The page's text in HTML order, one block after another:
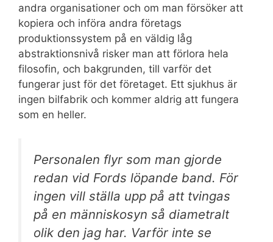
andra organisationer och om man försöker att
kopiera och införa andra företags
produktionssystem på en väldig låg
abstraktionsnivå risker man att förlora hela
filosofin, och bakgrunden, till varför det
fungerar just för det företaget. Ett sjukhus är
ingen bilfabrik och kommer aldrig att fungera
som en heller.
Personalen flyr som man gjorde
redan vid Fords löpande band. För
ingen vill ställa upp på att tvingas
på en människosyn så diametralt
olik den jag har. Varför inte se